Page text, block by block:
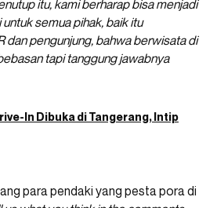
itu, kami berharap bisa menjadi
semua pihak, baik itu
dan pengunjung, bahwa berwisata di
tapi tanggung jawabnya
In Dibuka di Tangerang, Intip
para pendaki yang pesta pora di